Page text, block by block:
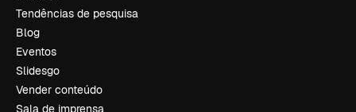
Tendências de pesquisa
Blog
Eventos
Slidesgo
Vender conteúdo
Sala de imprensa